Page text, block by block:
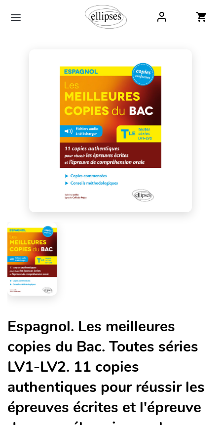
Espagnol. Les meilleures
copies du Bac. Toutes séries
LV1-LV2. 11 copies
authentiques pour réussir les
épreuves écrites et l'épreuve